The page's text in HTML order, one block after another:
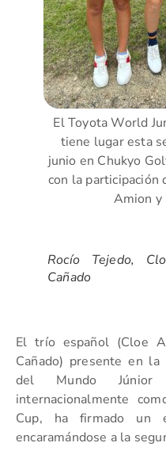
El Toyota World
tiene lugar esta
junio en Chukyo
con la participación
Amion y
Rocío Tejedo,
Cañado
El trío español (Cloe
Cañado) presente en la
del Mundo Júnior
internacionalmente
Cup, ha firmado un
encaramándose a la